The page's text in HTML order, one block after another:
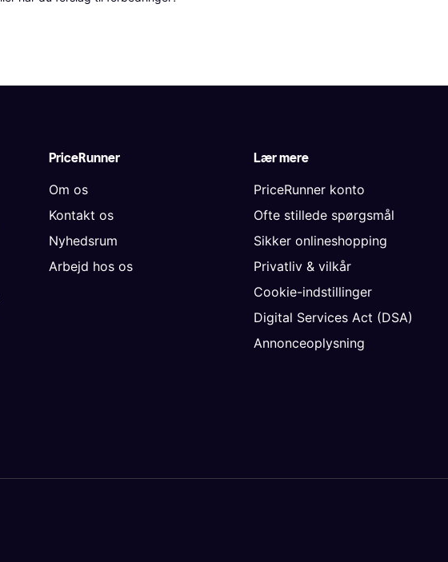
PriceRunner
Om os
Kontakt os
Nyhedsrum
Arbejd hos os
Lær mere
PriceRunner konto
Ofte stillede spørgsmål
Sikker onlineshopping
Privatliv & vilkår
Cookie-indstillinger
Digital Services Act (DSA)
Annonceoplysning